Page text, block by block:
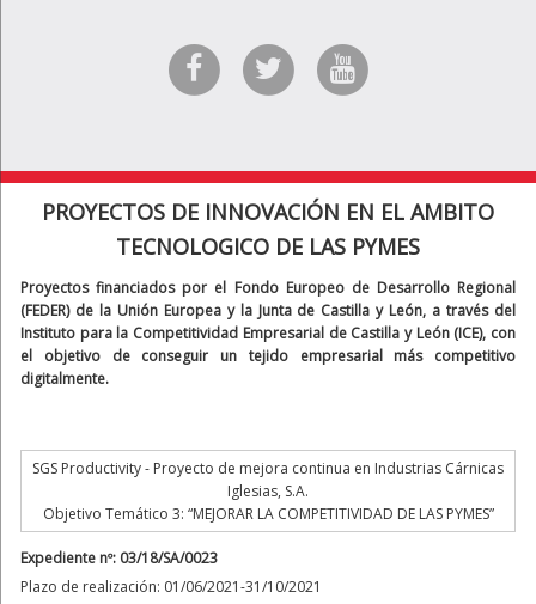
PROYECTOS DE INNOVACIÓN EN EL AMBITO
TECNOLOGICO DE LAS PYMES
Proyectos financiados por el Fondo Europeo de Desarrollo Regional
(FEDER) de la Unión Europea y la Junta de Castilla y León, a través del
Instituto para la Competitividad Empresarial de Castilla y León (ICE), con
el objetivo de conseguir un tejido empresarial más competitivo
digitalmente.
SGS Productivity - Proyecto de mejora continua en Industrias Cárnicas
Iglesias, S.A.
Objetivo Temático 3: “MEJORAR LA COMPETITIVIDAD DE LAS PYMES”
Expediente nº: 03/18/SA/0023
Plazo de realización: 01/06/2021-31/10/2021